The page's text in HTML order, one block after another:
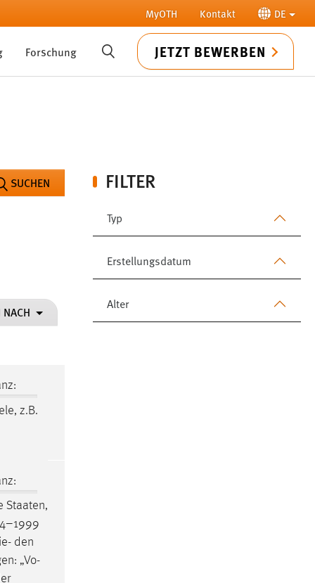
MyOTH Kontakt DE
Forschung SUCHE JETZT BEWERBEN
FILTER
Typ
Erstellungsdatum
Alter
SUCHEN
NACH
z.B.
Staaten,
den
„Vo-